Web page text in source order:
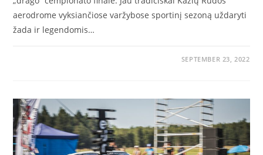
aerodrome vyksiančiose varžybose sportinį sezoną uždaryti
žada ir legendomis…
SEPTEMBER 23, 2022